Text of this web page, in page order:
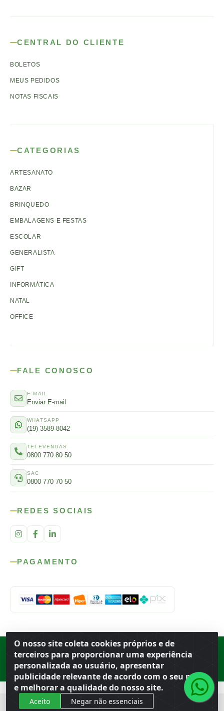
O nosso site coleta cookies próprios e de
terceiros para proporcionar uma experiência
personalizada ao usuário, apresentar
publicidade relevante de acordo com o seu perfil
e melhorar a qualidade do nosso site.
Aceito Negar não essenciais
CENTRAL DO CLIENTE
BOLETOS
MEUS PEDIDOS
NOTAS FISCAIS
CATEGORIAS
ARTESANATO
BAZAR
BRINQUEDO
EMBALAGENS E FESTAS
ESCOLAR
GENERALISTA
GIFT
INFORMÁTICA
NATAL
OFFICE
FALE CONOSCO
E-MAIL
Enviar E-mail
WHATSAPP
(19) 3589-8042
TELEVENDAS
0800 770 80 50
SAC
0800 770 70 50
REDES SOCIAIS
PAGAMENTO
Rod. SP-215, s/n, km 98 — Área Rural Porto Ferreira ·BR
· CEP
· CNPJ 56.679.863/0001-91
© 2026 Atacado Ideal